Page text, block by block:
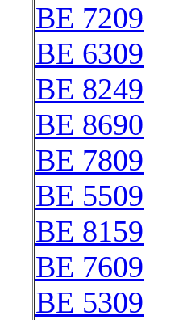
BE 7209
BE 6309
BE 8249
BE 8690
BE 7809
BE 5509
BE 8159
BE 7609
BE 5309